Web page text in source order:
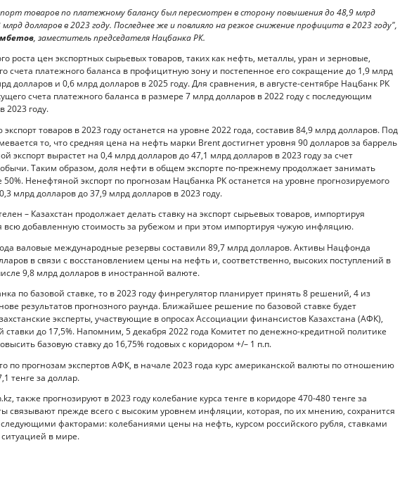
товаров по платежному балансу был пересмотрен в сторону повышения до 48,9 млрд
долларов в 2023 году. Последнее же и повлияло на резкое снижение профицита в 2023 году",
, заместитель председателя Нацбанка РК.
роста цен экспортных сырьевых товаров, таких как нефть, металлы, уран и зерновые,
счета платежного баланса в профицитную зону и постепенное его сокращение до 1,9 млрд
долларов и 0,6 млрд долларов в 2025 году. Для сравнения, в августе-сентябре Нацбанк РК
счета платежного баланса в размере 7 млрд долларов в 2022 году с последующим
2023 году.
товаров в 2023 году останется на уровне 2022 года, составив 84,9 млрд долларов. Под
то, что средняя цена на нефть марки Brent достигнет уровня 90 долларов за баррель
экспорт вырастет на 0,4 млрд долларов до 47,1 млрд долларов в 2023 году за счет
Таким образом, доля нефти в общем экспорте по-прежнему продолжает занимать
Ненефтяной экспорт по прогнозам Нацбанка РК останется на уровне прогнозируемого
млрд долларов до 37,9 млрд долларов в 2023 году.
– Казахстан продолжает делать ставку на экспорт сырьевых товаров, импортируя
всю добавленную стоимость за рубежом и при этом импортируя чужую инфляцию.
валовые международные резервы составили 89,7 млрд долларов. Активы Нацфонда
в связи с восстановлением цены на нефть и, соответственно, высоких поступлений в
9,8 млрд долларов в иностранной валюте.
по базовой ставке, то в 2023 году финрегулятор планирует принять 8 решений, 4 из
результатов прогнозного раунда. Ближайшее решение по базовой ставке будет
эксперты, участвующие в опросах Ассоциации финансистов Казахстана (АФК),
до 17,5%. Напомним, 5 декабря 2022 года Комитет по денежно-кредитной политике
базовую ставку до 16,75% годовых с коридором +/– 1 п.п.
то по прогнозам экспертов АФК, в начале 2023 года курс американской валюты по отношению
тенге за доллар.
также прогнозируют в 2023 году колебание курса тенге в коридоре 470-480 тенге за
связывают прежде всего с высоким уровнем инфляции, которая, по их мнению, сохранится
следующими факторами: колебаниями цены на нефть, курсом российского рубля, ставками
в мире.